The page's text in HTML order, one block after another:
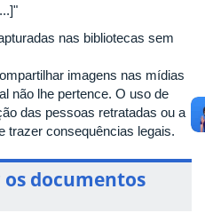
nas bibliotecas sem
imagens nas mídias
não lhe pertence. O uso de
das pessoas retratadas ou a
trazer consequências legais.
os documentos